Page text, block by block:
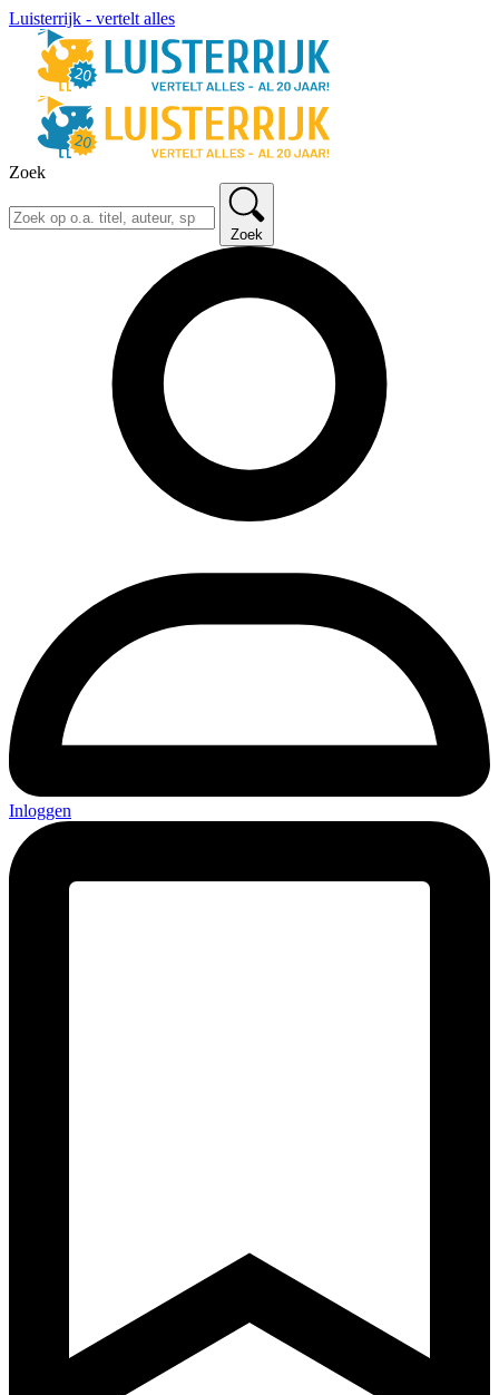
Luisterrijk - vertelt alles
Zoek
Zoek
Inloggen